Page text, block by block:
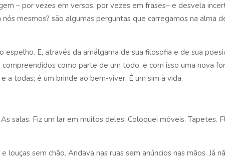
– por vezes em versos, por vezes em frases– e desvela
mesmos? são algumas perguntas que carregamos na alma
E, através da amálgama de sua filosofia e de sua
como parte de um todo, e com isso uma nova
todas; é um brinde ao bem-viver. É um sim à vida.
salas. Fiz um lar em muitos deles. Coloquei móveis.
sem chão. Andava nas ruas sem anúncios nas mãos. Já